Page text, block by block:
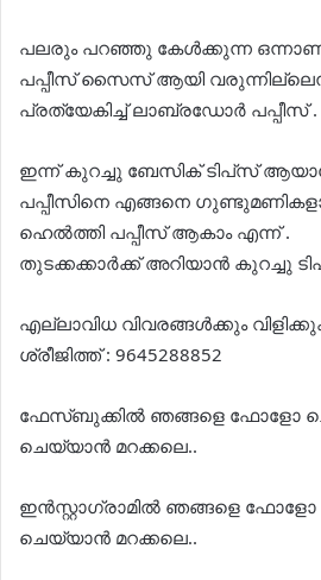
പലരും പറഞ്ഞു കേൾക്കുന്ന
പപ്പീസ് സൈസ് ആയി
പ്രത്യേകിച്ച് ലാബ്രഡോർ പപ്പീസ് .
ഇന്ന് കുറച്ചു ബേസിക് ടിപ്‌സ്
പപ്പീസിനെ എങ്ങനെ
ഹെൽത്തി പപ്പീസ് ആകാം എന്ന് .
തുടക്കക്കാർക്ക് അറിയാൻ കുറച്ചു
എല്ലാവിധ വിവരങ്ങൾക്കും
ശ്രീജിത്ത് : 9645288852
ഫേസ്ബുക്കിൽ ഞങ്ങളെ ഫോളോ
ചെയ്യാൻ മറക്കലെ..
ഇൻസ്റ്റാഗ്രാമിൽ ഞങ്ങളെ
ചെയ്യാൻ മറക്കലെ..